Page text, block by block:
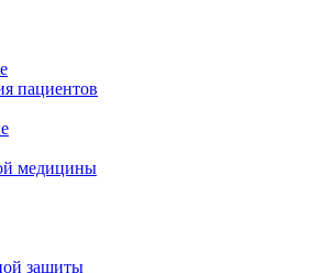
пациентов
медицины
защиты